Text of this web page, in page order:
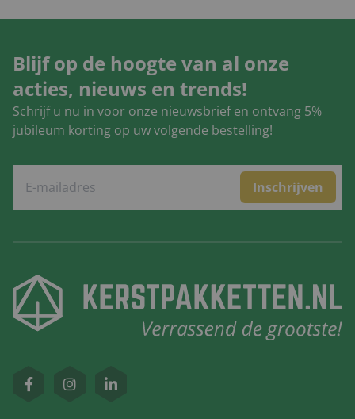
Blijf op de hoogte van al onze
acties, nieuws en trends!
Schrijf u nu in voor onze nieuwsbrief en ontvang 5%
jubileum korting op uw volgende bestelling!
Inschrijven